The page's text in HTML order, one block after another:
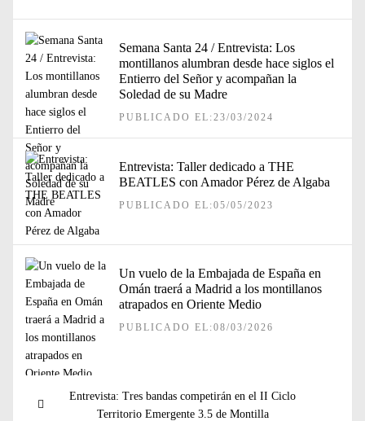
Semana Santa 24 / Entrevista: Los
montillanos alumbran desde hace siglos el
Entierro del Señor y acompañan la
Soledad de su Madre
PUBLICADO EL:23/03/2024
Entrevista: Taller dedicado a THE
BEATLES con Amador Pérez de Algaba
PUBLICADO EL:05/05/2023
Un vuelo de la Embajada de España en
Omán traerá a Madrid a los montillanos
atrapados en Oriente Medio
PUBLICADO EL:08/03/2026
de
Entrada
anterior:
Entrevista: Tres bandas competirán en el II Ciclo
Territorio Emergente 3.5 de Montilla